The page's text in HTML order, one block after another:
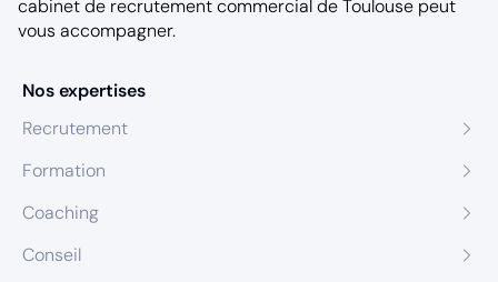
cabinet de recrutement commercial de Toulouse peut
vous accompagner.
Nos expertises
Recrutement
Formation
Coaching
Conseil